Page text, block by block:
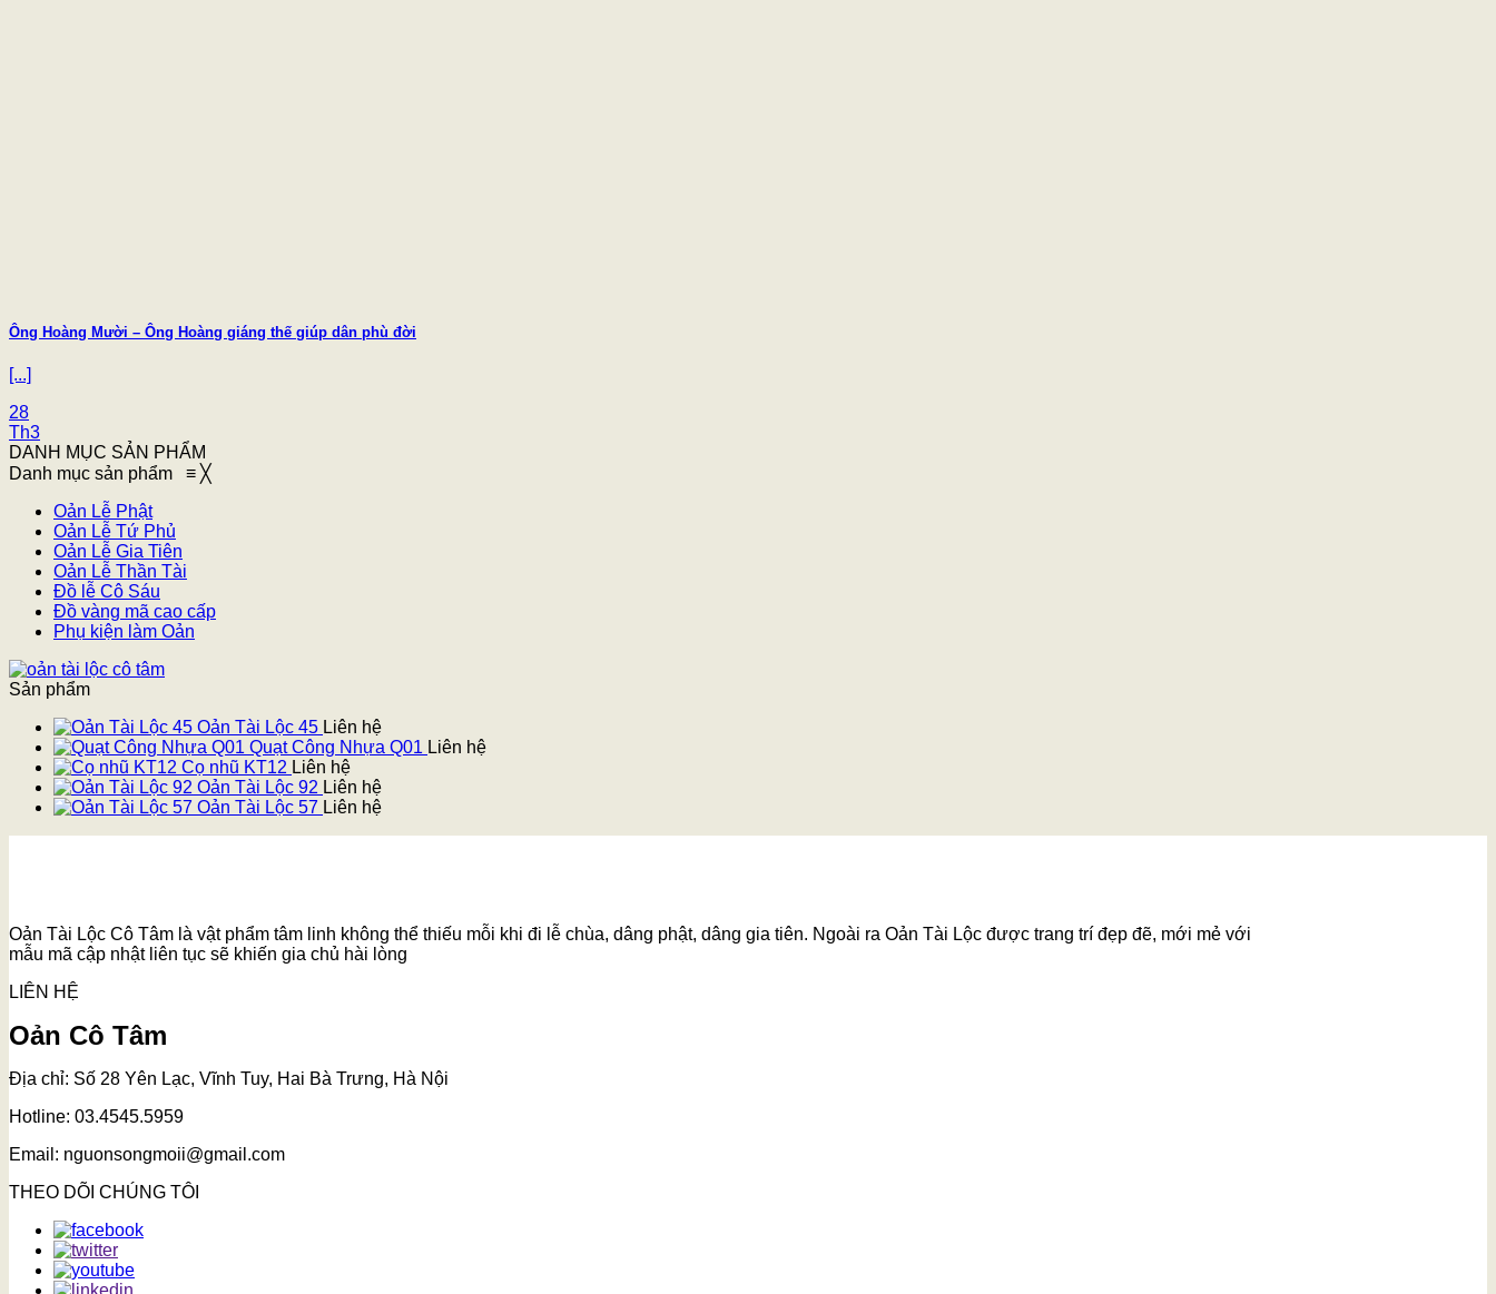
Ông Hoàng Mười – Ông Hoàng giáng thế giúp dân phù đời
[...]
28
Th3
DANH MỤC SẢN PHẨM
Danh mục sản phẩm ≡ ╳
Oản Lễ Phật
Oản Lễ Tứ Phủ
Oản Lễ Gia Tiên
Oản Lễ Thần Tài
Đồ lễ Cô Sáu
Đồ vàng mã cao cấp
Phụ kiện làm Oản
Sản phẩm
Oản Tài Lộc 45 Liên hệ
Quạt Công Nhựa Q01 Liên hệ
Cọ nhũ KT12 Liên hệ
Oản Tài Lộc 92 Liên hệ
Oản Tài Lộc 57 Liên hệ
Oản Tài Lộc Cô Tâm là vật phẩm tâm linh không thể thiếu mỗi khi đi lễ chùa, dâng phật, dâng gia tiên. Ngoài ra Oản Tài Lộc được trang trí đẹp đẽ, mới mẻ với
mẫu mã cập nhật liên tục sẽ khiến gia chủ hài lòng
LIÊN HỆ
Oản Cô Tâm
Địa chỉ: Số 28 Yên Lạc, Vĩnh Tuy, Hai Bà Trưng, Hà Nội
Hotline: 03.4545.5959
Email: nguonsongmoii@gmail.com
THEO DÕI CHÚNG TÔI